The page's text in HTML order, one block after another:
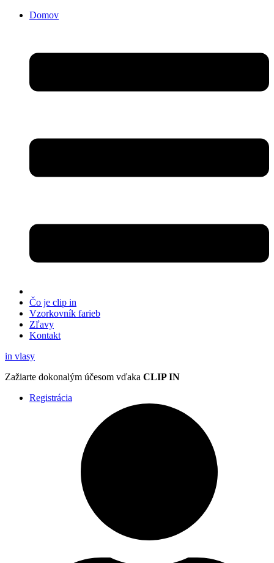
Domov
Čo je clip in
Vzorkovník farieb
Zľavy
Kontakt
in vlasy
Zažiarte dokonalým účesom vďaka CLIP IN
Registrácia